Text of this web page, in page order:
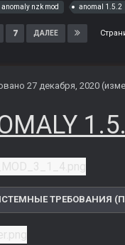
anomaly nzk mod anomal 1.5.2
7 ДАЛЕЕ
27 декабря, 2020
ТРЕБОВАНИЯ